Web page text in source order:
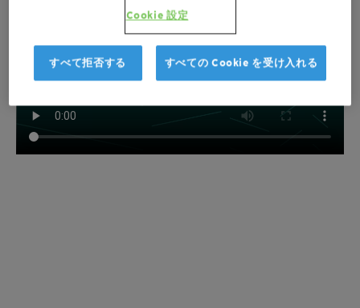
Cookie 設定
すべて拒否する すべての Cookie を受け入れる